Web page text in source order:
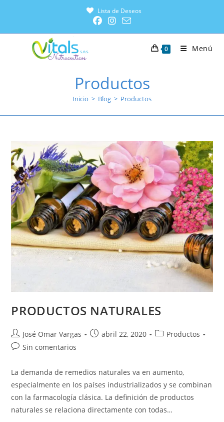
Lista de Deseos
0 Menú
Productos
Inicio > Blog > Productos
PRODUCTOS NATURALES
José Omar Vargas abril 22, 2020
Productos
Sin comentarios
La demanda de remedios naturales va en aumento,
especialmente en los países industrializados y se combinan
con la farmacología clásica. La definición de productos
naturales se relaciona directamente con todas…